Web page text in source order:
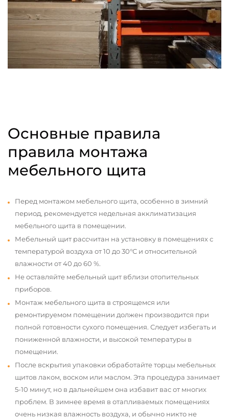
Основные правила
правила монтажа
мебельного щита
Перед монтажом мебельного щита, особенно в зимний
период, рекомендуется недельная акклиматизация
мебельного щита в помещении.
Мебельный щит рассчитан на установку в помещениях с
температурой воздуха от 10 до 30°С и относительной
влажности от 40 до 60 %.
Не оставляйте мебельный щит вблизи отопительных
приборов.
Монтаж мебельного щита в строящемся или
ремонтируемом помещении должен производится при
полной готовности сухого помещения. Следует избегать и
пониженной влажности, и высокой температуры в
помещении.
После вскрытия упаковки обработайте торцы мебельных
щитов лаком, воском или маслом. Эта процедура занимает
5-10 минут, но в дальнейшем она избавит вас от многих
проблем. В зимнее время в отапливаемых помещениях
очень низкая влажность воздуха, и обычно никто не